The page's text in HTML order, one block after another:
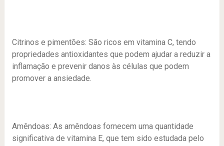
Citrinos e pimentões: São ricos em vitamina C, tendo
propriedades antioxidantes que podem ajudar a reduzir a
inflamação e prevenir danos às células que podem
promover a ansiedade.
Amêndoas: As amêndoas fornecem uma quantidade
significativa de vitamina E, que tem sido estudada pelo